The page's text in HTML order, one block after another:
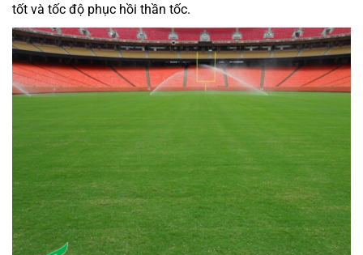
tốt và tốc độ phục hồi thần tốc.